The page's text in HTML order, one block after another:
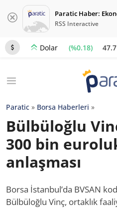
Paratic Haber:
RSS Interactive
Dolar (%0.18)
Paratic » Borsa Haberleri »
Bülbüloğlu
300 bin
anlaşması
Borsa İstanbul’da BVSAN
Bülbüloğlu Vinç, ortaklık